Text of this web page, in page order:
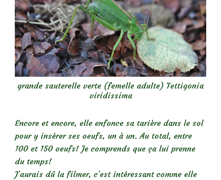
grande sauterelle verte (femelle adulte) Tettigonia
viridissima
Encore et encore, elle enfonce sa tarière dans le sol
pour y insérer ses oeufs, un à un. Au total, entre
100 et 150 oeufs! Je comprends que ça lui prenne
du temps!
J’aurais dû la filmer, c’est intéressant comme elle